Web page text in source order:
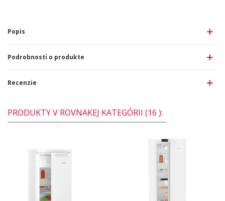
Popis
Podrobnosti o produkte
Recenzie
PRODUKTY V ROVNAKEJ KATEGÓRII (16 ):